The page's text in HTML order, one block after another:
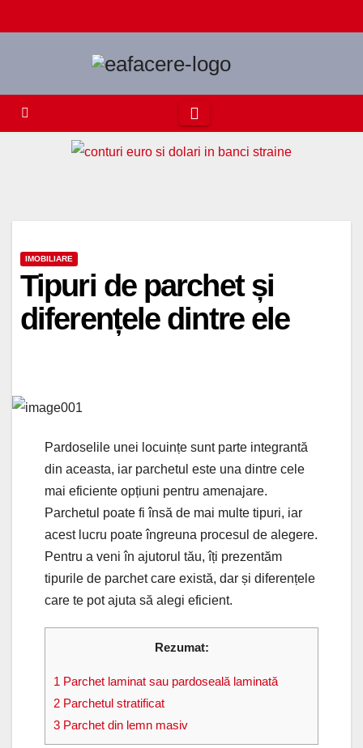
to
IMOBILIARE
Tipuri de parchet și
diferențele dintre ele
Pardoselile unei locuințe sunt parte integrantă
din aceasta, iar parchetul este una dintre cele
mai eficiente opțiuni pentru amenajare.
Parchetul poate fi însă de mai multe tipuri, iar
acest lucru poate îngreuna procesul de alegere.
Pentru a veni în ajutorul tău, îți prezentăm
tipurile de parchet care există, dar și diferențele
care te pot ajuta să alegi eficient.
Rezumat:
1 Parchet laminat sau pardoseală laminată
2 Parchetul stratificat
3 Parchet din lemn masiv